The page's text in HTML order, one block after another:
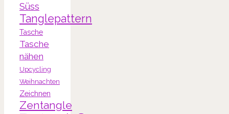
Süss
Tanglepattern
Tasche
Tasche
nähen
Upcycling
Weihnachten
Zeichnen
Zentangle